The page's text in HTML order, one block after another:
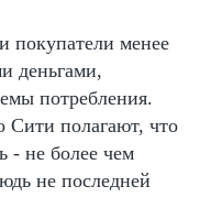
покупатели менее
деньгами,
потребления.
Сити полагают, что
- не более чем
не последней